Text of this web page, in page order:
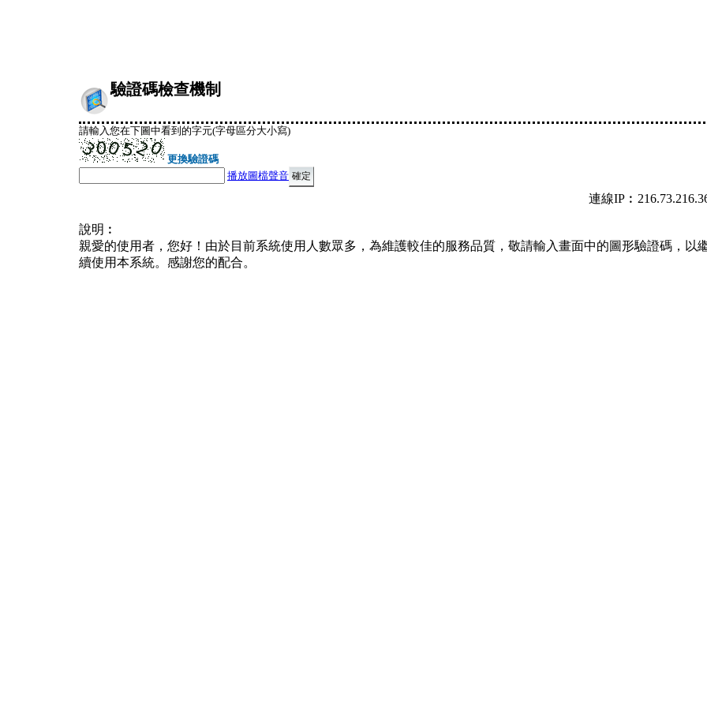
驗證碼檢查機制
請輸入您在下圖中看到的字元(字母區分大小寫)
更換驗證碼
播放圖檔聲音
連線
說明︰
親愛的使用者，您好！由於目前系統使用人數眾多，為維護較佳的服務品質，敬請輸入畫面中的圖形驗證碼，以
續使用本系統。感謝您的配合。